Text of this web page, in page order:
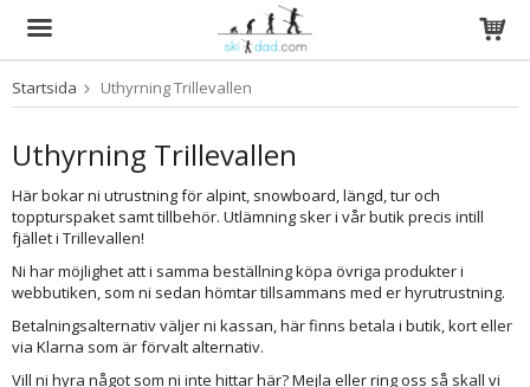
Produkten har blivit tillagd i varukorgen
Startsida Uthyrning Trillevallen
Uthyrning Trillevallen
Här bokar ni utrustning för alpint, snowboard, längd, tur och
toppturspaket samt tillbehör. Utlämning sker i vår butik precis intill
fjället i Trillevallen!
Ni har möjlighet att i samma beställning köpa övriga produkter i
webbutiken, som ni sedan hömtar tillsammans med er hyrutrustning.
Betalningsalternativ väljer ni kassan, här finns betala i butik, kort eller
via Klarna som är förvalt alternativ.
Vill ni hyra något som ni inte hittar här? Mejla eller ring oss så skall vi